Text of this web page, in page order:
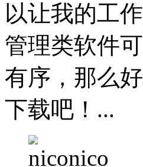
以让我的工
管理类软件
有序，那么
下载吧！...